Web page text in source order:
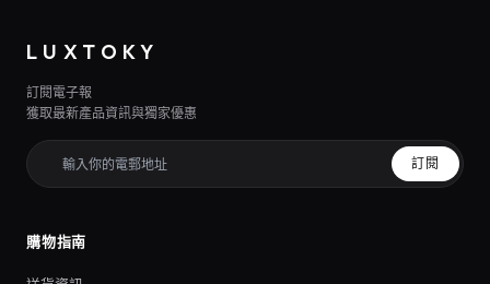
LUXTOKY
訂閱電子報
獲取最新產品資訊與獨家優惠
訂閱
購物指南